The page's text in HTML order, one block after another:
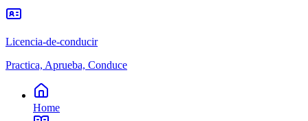
Licencia-de-conducir
Practica, Aprueba, Conduce
Home